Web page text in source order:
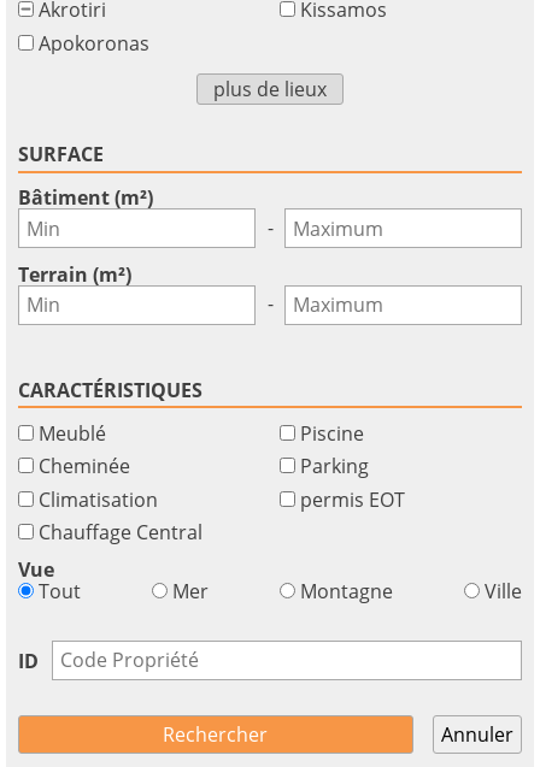
Akrotiri
Apokoronas
Kissamos
plus de lieux
SURFACE
Bâtiment (m²)
-
Terrain (m²)
-
CARACTÉRISTIQUES
Meublé
Cheminée
Climatisation
Piscine
Parking
permis EOT
Chauffage Central
Vue
Tout
Mer Montagne Ville
ID
Annuler
Monnaie
USD - $
GBP - £
m/km/m²
ft/mi/ft²
English
Ελληνικά
Français
S'il
plait
S'
pour
utiliser